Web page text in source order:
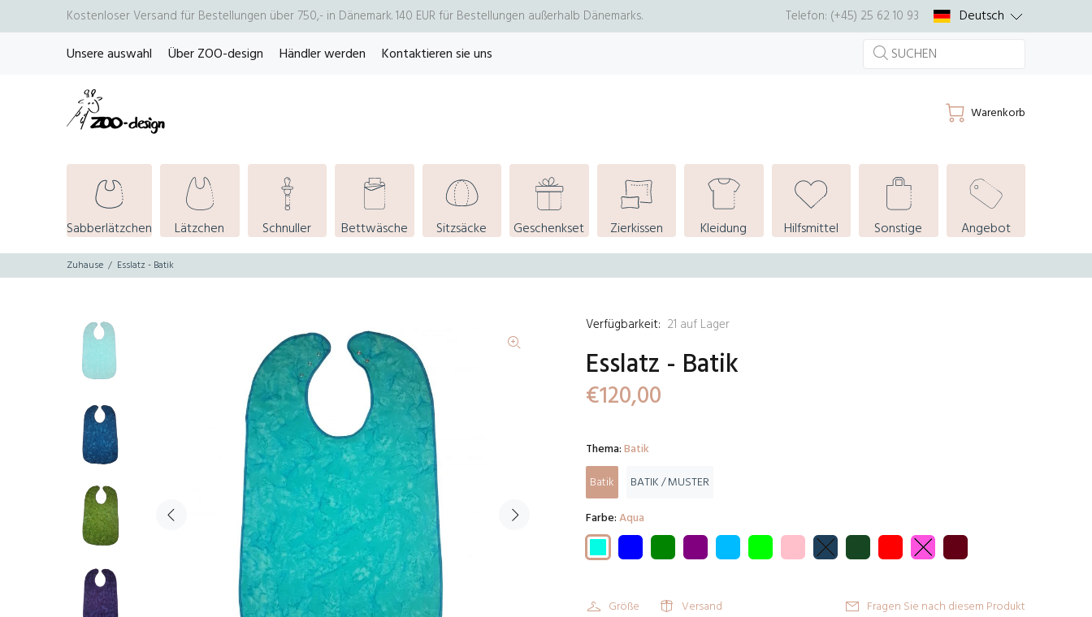
Kostenloser Versand für Bestellungen über 750,- in Dänemark. 140 EUR für Bestellungen außerhalb Dänemarks. Telefon: (+45) 25 62 10 93
Deutsch
Unsere auswahl
Über ZOO-design Händler werden Kontaktieren sie uns
Warenkorb
Sabberlätzchen Lätzchen Schnuller Bettwäsche Sitzsäcke Geschenkset Zierkissen Kleidung Hilfsmittel Sonstige Angebot
Zuhause Esslatz - Batik
Verfügbarkeit: 21 auf Lager
Esslatz - Batik
€120,00
Thema:Batik
Batik
BATIK / MUSTER
Farbe:Aqua
Größe Versand Fragen Sie nach diesem Produkt